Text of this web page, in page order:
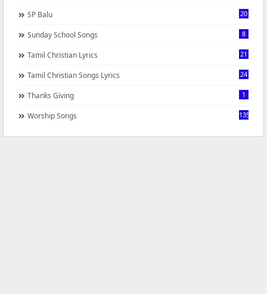
SP Balu 20
Sunday School Songs 8
Tamil Christian Lyrics 21
Tamil Christian Songs Lyrics 24
Thanks Giving 1
Worship Songs 1350